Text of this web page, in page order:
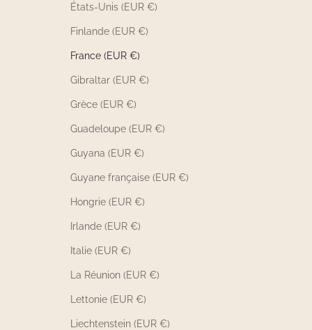
États-Unis (EUR €)
Finlande (EUR €)
France (EUR €)
Gibraltar (EUR €)
Grèce (EUR €)
Guadeloupe (EUR €)
Guyana (EUR €)
Guyane française (EUR €)
Hongrie (EUR €)
Irlande (EUR €)
Italie (EUR €)
La Réunion (EUR €)
Lettonie (EUR €)
Liechtenstein (EUR €)